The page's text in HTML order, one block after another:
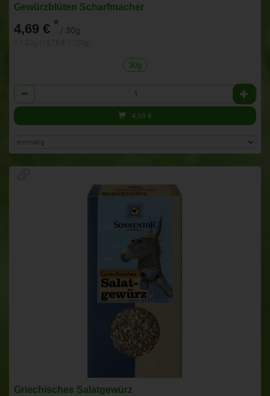
Gewürzblüten Scharfmacher
4,69 € * / 30g
30g
Anzahl
4,69 €
Griechisches Salatgewürz